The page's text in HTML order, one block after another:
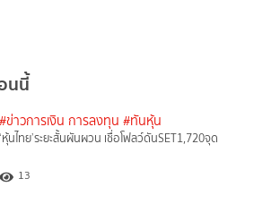
นนี้
#ข่าวการเงิน การลงทุน #ทันหุ้น
‘หุ้นไทย’ระยะสั้นผันผวน เชื่อโฟลว์ดันSET1,720จุด
13